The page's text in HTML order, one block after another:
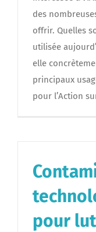
des
offrir. Quelles
utilisée
elle
principaux
pour l’Action
pour